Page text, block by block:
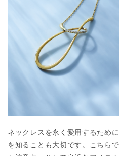
ネックレスを永く愛用するため
を知ることも大切です。こちら